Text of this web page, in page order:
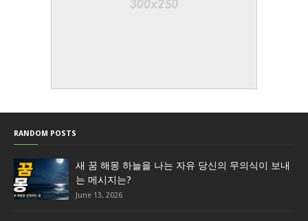
RANDOM POSTS
새 꿈 해몽 하늘을 나는 자유 당신의 무의식이 보내
는 메시지는?
June 13, 2026